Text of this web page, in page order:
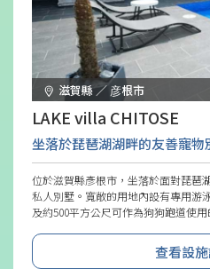
滋賀縣 ／ 彦根市
LAKE villa CHITOSE
坐落於琵琶湖湖畔的友善寵物
位於滋賀縣彥根市，坐落於面對琵琶
私人別墅。寬敞的用地內設有專用游
及約500平方公尺可作為狗狗跑道使
會也能實現舒適的住宿。可攜帶愛犬
和籠子等寵物設施，作為對寵物友善
查看設